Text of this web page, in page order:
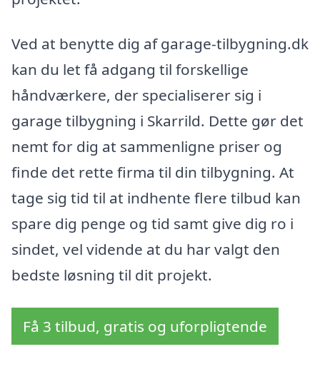
Ved at benytte dig af garage-tilbygning.dk
kan du let få adgang til forskellige
håndværkere, der specialiserer sig i
garage tilbygning i Skarrild. Dette gør det
nemt for dig at sammenligne priser og
finde det rette firma til din tilbygning. At
tage sig tid til at indhente flere tilbud kan
spare dig penge og tid samt give dig ro i
sindet, vel vidende at du har valgt den
bedste løsning til dit projekt.
Få 3 tilbud, gratis og uforpligtende